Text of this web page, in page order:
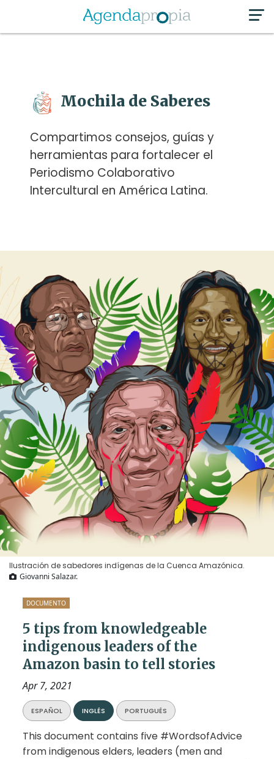
Mochila de Saberes
Compartimos consejos, guías y
herramientas para fortalecer el
Periodismo Colaborativo
Intercultural en América Latina.
Ilustración de sabedores indígenas de la Cuenca Amazónica.
Giovanni Salazar.
DOCUMENTO
5 tips from knowledgeable
indigenous leaders of the
Amazon basin to tell stories
Apr 7, 2021
ESPAÑOL INGLÉS PORTUGUÉS
This document contains five #WordsofAdvice
from indigenous elders, leaders (men and